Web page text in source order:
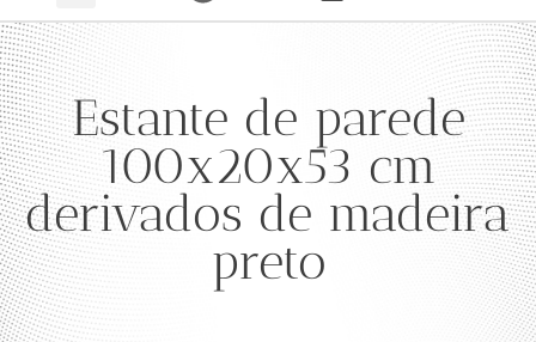
Estante de parede
100x20x53 cm
derivados de madeira
preto